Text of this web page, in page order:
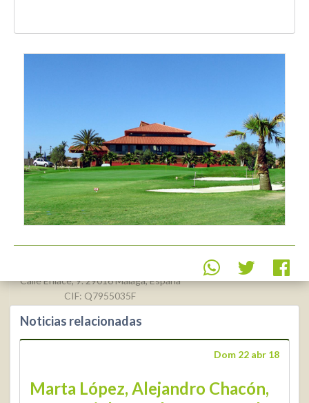
Noticias relacionadas
Dom 22 abr 18
Marta López, Alejandro Chacón,
Real Federación Andaluza de
Calle Enlace, 9. 29016 Málaga, España
CIF: Q7955035F
+34 952 225
590